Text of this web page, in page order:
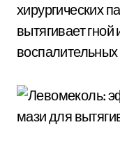
хирургических
вытягивает
воспалительных